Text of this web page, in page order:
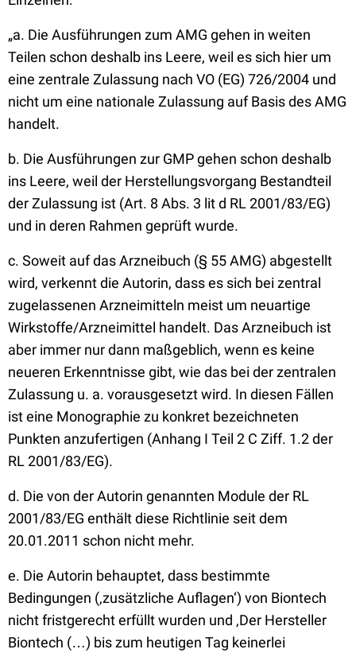
„a. Die Ausführungen zum AMG gehen in weiten
Teilen schon deshalb ins Leere, weil es sich hier um
eine zentrale Zulassung nach VO (EG) 726/2004 und
nicht um eine nationale Zulassung auf Basis des AMG
handelt.
b. Die Ausführungen zur GMP gehen schon deshalb
ins Leere, weil der Herstellungsvorgang Bestandteil
der Zulassung ist (Art. 8 Abs. 3 lit d RL 2001/83/EG)
und in deren Rahmen geprüft wurde.
c. Soweit auf das Arzneibuch (§ 55 AMG) abgestellt
wird, verkennt die Autorin, dass es sich bei zentral
zugelassenen Arzneimitteln meist um neuartige
Wirkstoffe/Arzneimittel handelt. Das Arzneibuch ist
aber immer nur dann maßgeblich, wenn es keine
neueren Erkenntnisse gibt, wie das bei der zentralen
Zulassung u. a. vorausgesetzt wird. In diesen Fällen
ist eine Monographie zu konkret bezeichneten
Punkten anzufertigen (Anhang I Teil 2 C Ziff. 1.2 der
RL 2001/83/EG).
d. Die von der Autorin genannten Module der RL
2001/83/EG enthält diese Richtlinie seit dem
20.01.2011 schon nicht mehr.
e. Die Autorin behauptet, dass bestimmte
Bedingungen (‚zusätzliche Auflagen‘) von Biontech
nicht fristgerecht erfüllt wurden und ‚Der Hersteller
Biontech (…) bis zum heutigen Tag keinerlei